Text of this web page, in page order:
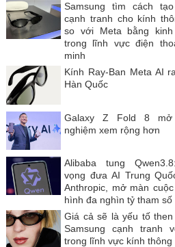
Samsung tìm cách
cạnh tranh cho kính
so với Meta bằng kinh
trong lĩnh vực điện
minh
Kính Ray-Ban Meta AI
Hàn Quốc
Galaxy Z Fold 8
nghiệm xem rộng hơn
Alibaba tung
vọng đưa AI Trung
Anthropic, mở màn
hình đa nghìn tỷ tham số
Giá cả sẽ là yếu tố
Samsung cạnh tranh
trong lĩnh vực kính thông